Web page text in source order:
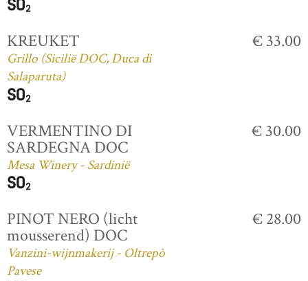
KREUKET
Grillo (Sicilië DOC, Duca di
Salaparuta)
€ 33.00
VERMENTINO DI
SARDEGNA DOC
Mesa Winery - Sardinië
€ 30.00
PINOT NERO (licht
mousserend) DOC
Vanzini-wijnmakerij - Oltrepò
Pavese
€ 28.00